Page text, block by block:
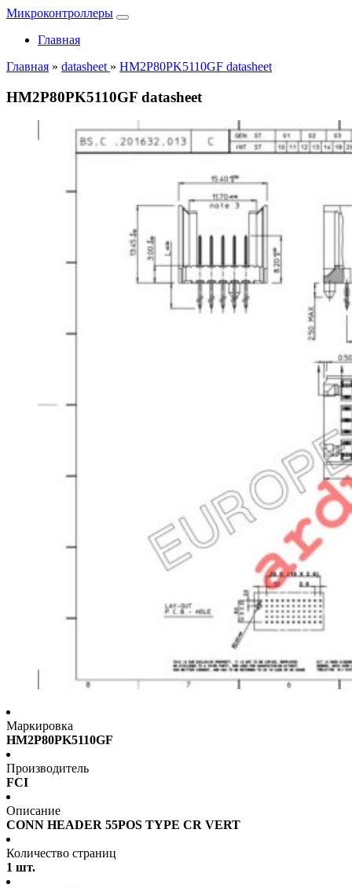
Микроконтроллеры
Главная
Главная » datasheet » HM2P80PK5110GF datasheet
HM2P80PK5110GF datasheet
Маркировка
HM2P80PK5110GF
Производитель
FCI
Описание
CONN HEADER 55POS TYPE CR VERT
Количество страниц
1 шт.